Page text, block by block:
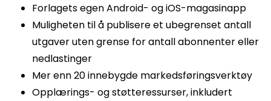
Forlagets egen Android- og iOS-magasinapp
Muligheten til å publisere et ubegrenset antall
utgaver uten grense for antall abonnenter eller
nedlastinger
Mer enn 20 innebygde markedsføringsverktøy
Opplærings- og støtteressurser, inkludert